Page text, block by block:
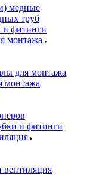
медные
труб
фитинги
монтажа
для монтажа
монтажа
и фитинги